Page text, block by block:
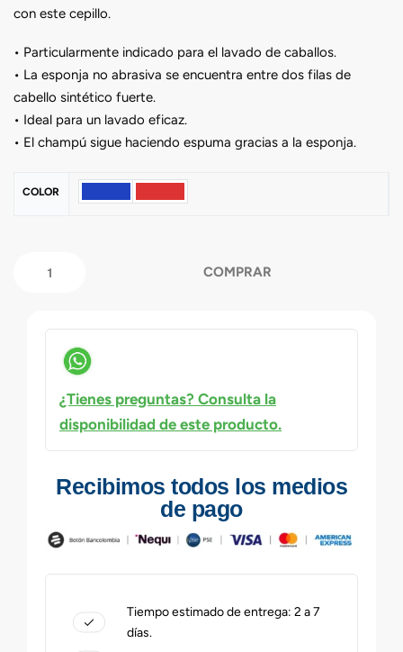
con este cepillo.
• Particularmente indicado para el lavado de caballos.
• La esponja no abrasiva se encuentra entre dos filas de
cabello sintético fuerte.
• Ideal para un lavado eficaz.
• El champú sigue haciendo espuma gracias a la esponja.
COLOR
COMPRAR
¿Tienes preguntas? Consulta la
disponibilidad de este producto.
Recibimos todos los medios
de pago
Tiempo estimado de entrega: 2 a 7
días.